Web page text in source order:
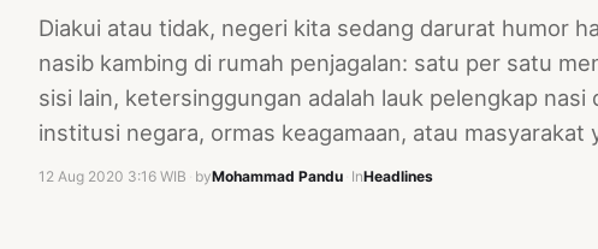
Diakui atau tidak, negeri kita sedang darurat humor
nasib kambing di rumah penjagalan: satu per satu
sisi lain, ketersinggungan adalah lauk pelengkap nasi
institusi negara, ormas keagamaan, atau masyarakat
12 Aug 2020 3:16 WIB byMohammad Pandu InHeadlines